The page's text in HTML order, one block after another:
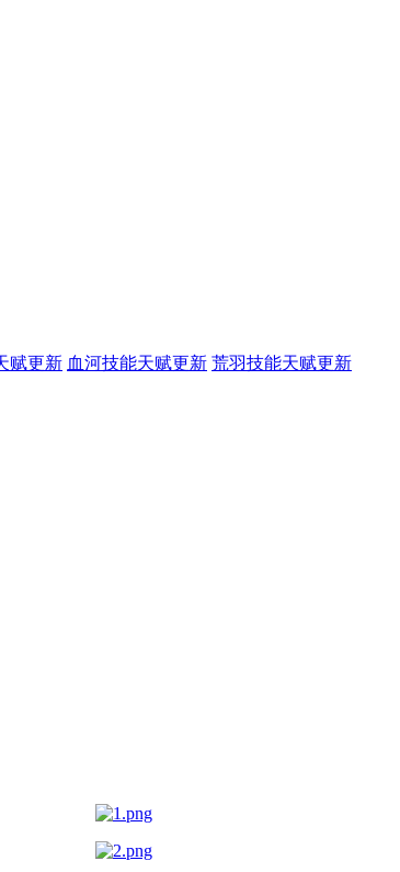
赋更新 血河技能天赋更新 荒羽技能天赋更新